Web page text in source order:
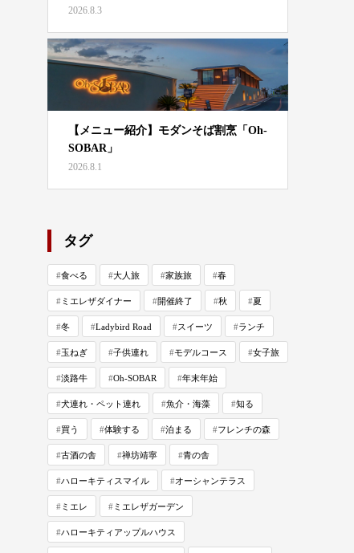
2026.8.3
【メニュー紹介】モダンそば割烹「Oh-
SOBAR」
2026.8.1
タグ
食べる 大人旅 家族旅 春
ミエレザダイナー 開催終了 秋 夏
冬 Ladybird Road スイーツ ランチ
玉ねぎ 子供連れ モデルコース 女子旅
淡路牛 Oh-SOBAR 年末年始
犬連れ・ペット連れ 魚介・海藻 知る
買う 体験する 泊まる フレンチの森
古酒の舎 禅坊靖寧 青の舎
ハローキティスマイル オーシャンテラス
ミエレ ミエレザガーデン
ハローキティアップルハウス